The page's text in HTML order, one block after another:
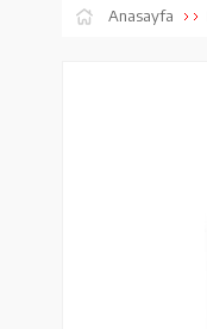
Anasayfa